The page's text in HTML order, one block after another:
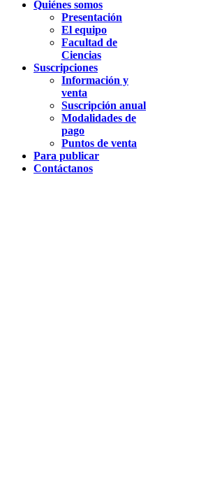
Quiénes somos
Presentación
El equipo
Facultad de
Ciencias
Suscripciones
Información y
venta
Suscripción anual
Modalidades de
pago
Puntos de venta
Para publicar
Contáctanos